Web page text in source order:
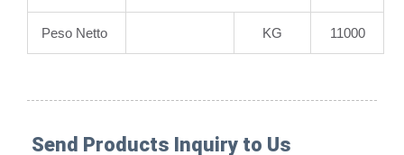
Peso Netto KG 11000